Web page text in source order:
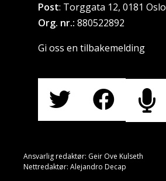
Post: Torggata 12, 0181 Oslo
Org. nr.: 880522892
Gi oss en tilbakemelding
Ansvarlig redaktør: Geir Ove Kulseth
Nettredaktør: Alejandro Decap